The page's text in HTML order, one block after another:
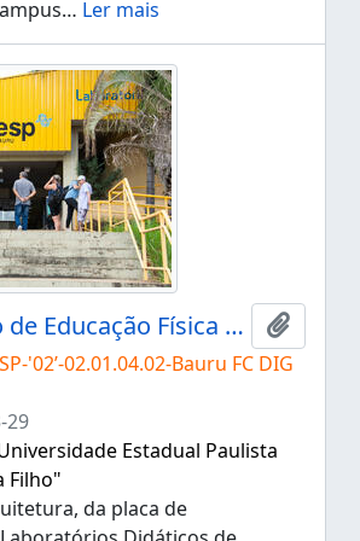
… Ler mais
Departamento de Educação Física da FC
'02’-02.01.04.02-Bauru FC DIG
29
Estadual Paulista
Filho"
da placa de